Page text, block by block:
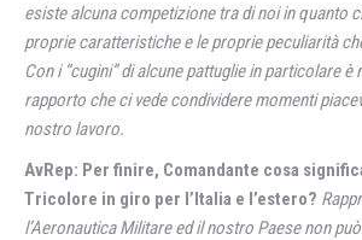
esiste alcuna competizione tra di noi in quanto
proprie caratteristiche e le proprie peculiarità
Con i “cugini” di alcune pattuglie in particolare
rapporto che ci vede condividere momenti
nostro lavoro.
AvRep: Per finire, Comandante cosa
Tricolore in giro per l’Italia e l’estero?
l’Aeronautica Militare ed il nostro Paese non